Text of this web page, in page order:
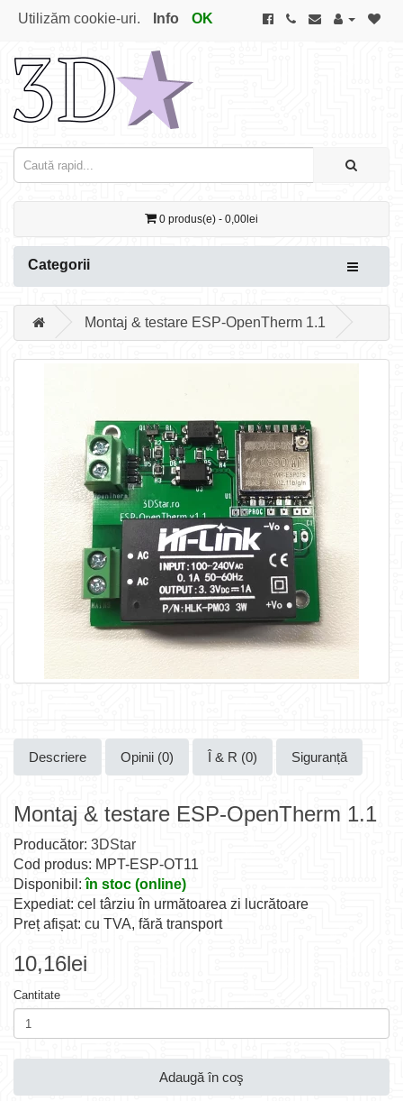
Utilizăm cookie-uri. Info OK
0 produs(e) - 0,00lei
Categorii
Montaj & testare ESP-OpenTherm 1.1
Descriere Opinii (0) Î & R (0) Siguranță
Montaj & testare ESP-OpenTherm 1.1
Producător: 3DStar
Cod produs: MPT-ESP-OT11
Disponibil:în stoc (online)
Expediat: cel târziu în următoarea zi lucrătoare
Preț afișat: cu TVA, fără transport
10,16lei
Cantitate
Adaugă în coş